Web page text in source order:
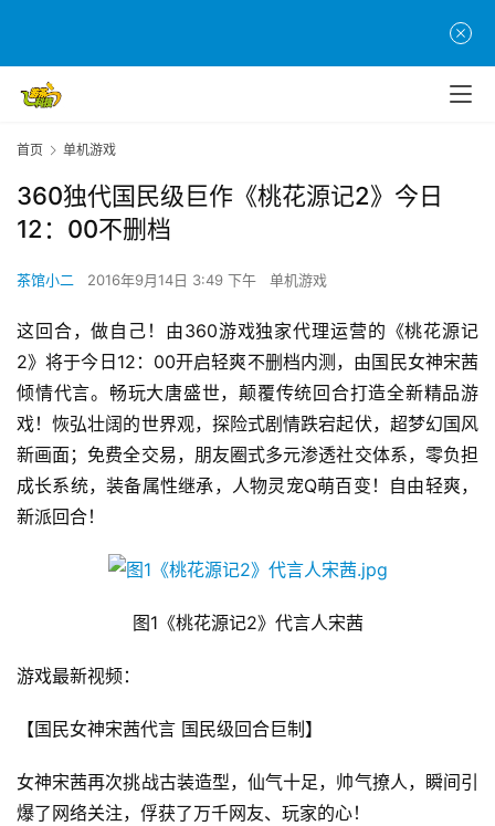
首页 单机游戏
360独代国民级巨作《桃花源记2》今日
12：00不删档
茶馆小二 2016年9月14日 3:49 下午 单机游戏
这回合，做自己！由360游戏独家代理运营的《桃花源记
2》将于今日12：00开启轻爽不删档内测，由国民女神宋茜
倾情代言。畅玩大唐盛世，颠覆传统回合打造全新精品游
戏！恢弘壮阔的世界观，探险式剧情跌宕起伏，超梦幻国风
新画面；免费全交易，朋友圈式多元渗透社交体系，零负担
成长系统，装备属性继承，人物灵宠Q萌百变！自由轻爽，
新派回合！
图1《桃花源记2》代言人宋茜
游戏最新视频：
【国民女神宋茜代言 国民级回合巨制】
女神宋茜再次挑战古装造型，仙气十足，帅气撩人，瞬间引
爆了网络关注，俘获了万千网友、玩家的心！